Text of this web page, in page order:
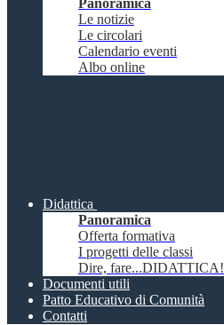
Panoramica
Le notizie
Le circolari
Calendario eventi
Albo online
Didattica
Panoramica
Offerta formativa
I progetti delle classi
Dire, fare...DIDATTICA!
Documenti utili
Patto Educativo di Comunità
Contatti